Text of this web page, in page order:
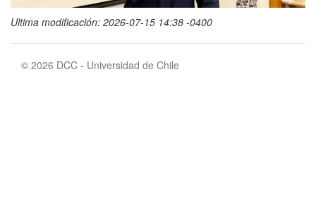
Ultima modificación: 2026-07-15 14:38 -0400
© 2026 DCC - Universidad de Chile